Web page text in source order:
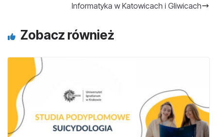
Informatyka w Katowicach i Gliwicach
Zobacz również